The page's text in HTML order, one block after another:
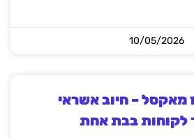
10/05/2026
מאקסל – חיוב אשראי
לקוחות בבת אחת